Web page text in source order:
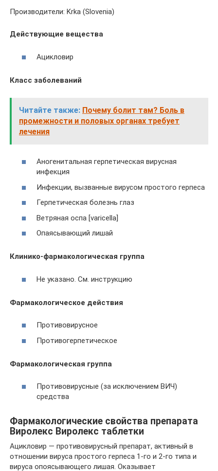
Производители: Krka (Slovenia)
Действующие вещества
Ацикловир
Класс заболеваний
Читайте также: Почему болит там? Боль в
промежности и половых органах требует
лечения
Аногенитальная герпетическая вирусная
инфекция
Инфекции, вызванные вирусом простого герпеса
Герпетическая болезнь глаз
Ветряная оспа [varicella]
Опаясывающий лишай
Клинико-фармакологическая группа
Не указано. См. инструкцию
Фармакологическое действия
Противовирусное
Противогерпетическое
Фармакологическая группа
Противовирусные (за исключением ВИЧ)
средства
Фармакологические свойства препарата
Виролекс Виролекс таблетки
Ацикловир — противовирусный препарат, активный в
отношении вируса простого герпеса 1-го и 2-го типа и
вируса опоясывающего лишая. Оказывает